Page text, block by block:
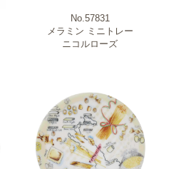
No.57831
メラミン ミニトレー
ニコルローズ